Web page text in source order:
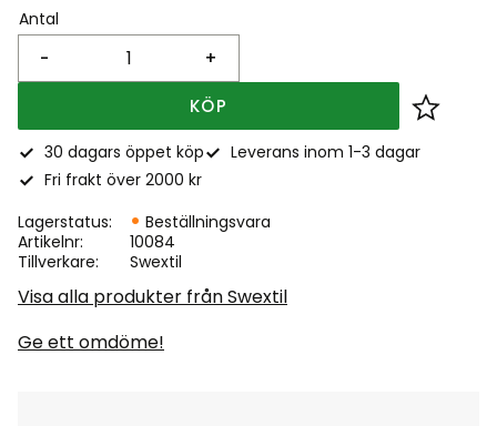
Antal
+
-
KÖP Lägg
30 dagars öppet köp
Leverans inom 1-3 dagar
Fri frakt över 2000 kr
Lagerstatus
Beställningsvara
Artikelnr
10084
Tillverkare
Swextil
Visa alla produkter från Swextil
Ge ett omdöme!